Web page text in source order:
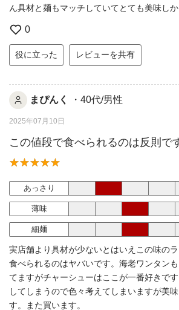
ん具材と麺もマッチしていてとても美味しか
0
役に立った レビューを共有
まぴんく ・40代/男性
2025年07月10日
この値段で食べられるのは反則で
あっさり
薄味
細麺
実店舗より具材が少ないとはいえこの味の
食べられるのはヤバいです。海老ワンタン
てますがチャーシューはここが一番好きで
してしまうので色々考えてしまいますが美
す。また買います。